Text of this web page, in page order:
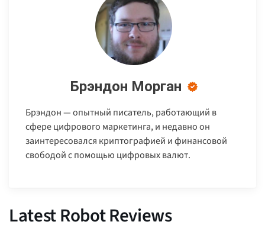
Брэндон Морган
Брэндон — опытный писатель, работающий в
сфере цифрового маркетинга, и недавно он
заинтересовался криптографией и финансовой
свободой с помощью цифровых валют.
Latest Robot Reviews